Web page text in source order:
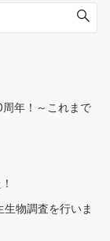
年！～これまで
物調査を行いま